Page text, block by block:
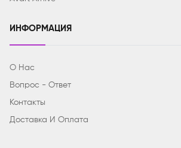
ИНФОРМАЦИЯ
О Нас
Вопрос - Ответ
Контакты
Доставка И Оплата